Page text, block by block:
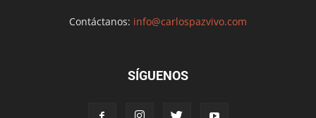
Contáctanos: info@carlospazvivo.com
SÍGUENOS